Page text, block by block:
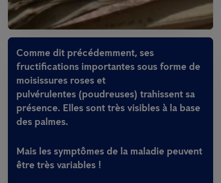
Comme dit précédemment, ses
fructifications importantes sous forme de
moisissures roses et
pulvérulentes (poudreuses) trahissent sa
présence. Elles sont très visibles à la base
des palmes.
Mais les symptômes de la maladie peuvent
être très variables !